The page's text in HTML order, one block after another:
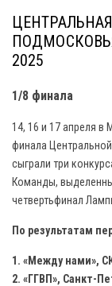
2025
1/8 финала
14, 16 и 17 апреля в
финала
сыграли три
Команды,
четвертьфинал
По результатам
1. «Между нами»,
2. «ГГВП», Санкт-